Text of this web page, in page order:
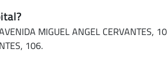
MIGUEL ANGEL
106.